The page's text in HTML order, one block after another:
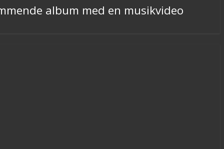
album med en musikvideo